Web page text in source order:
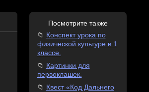
Посмотрите также
Конспект урока по
физической культуре в 1
классе.
Картинки для
первоклашек.
Квест «Код Дальнего